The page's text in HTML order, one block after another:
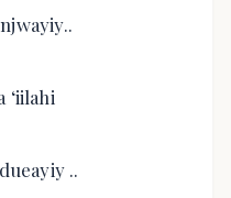
‘iilahi
..